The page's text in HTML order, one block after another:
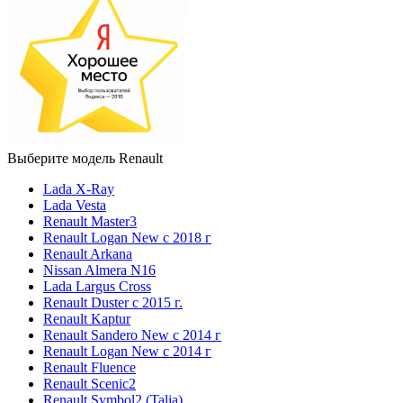
Выберите модель Renault
Lada X-Ray
Lada Vesta
Renault Master3
Renault Logan New с 2018 г
Renault Arkana
Nissan Almera N16
Lada Largus Cross
Renault Duster с 2015 г.
Renault Kaptur
Renault Sandero New с 2014 г
Renault Logan New с 2014 г
Renault Fluence
Renault Scenic2